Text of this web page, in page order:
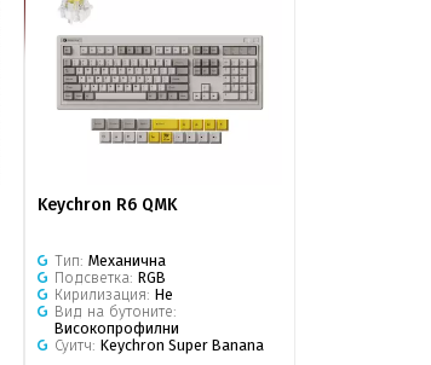
Keychron R6 QMK
Тип: Механична
Подсветка: RGB
Кирилизация: Не
Вид на бутоните:
Високопрофилни
Суитч: Keychron Super Banana